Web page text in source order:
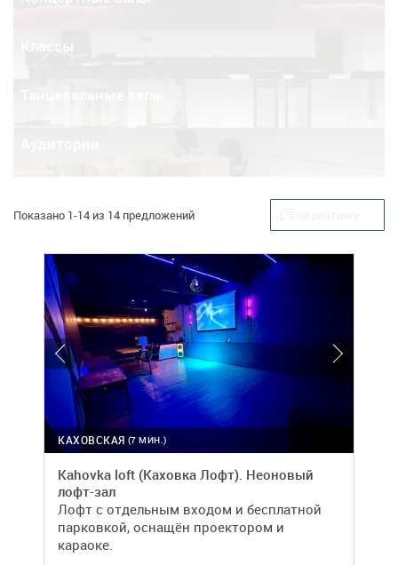
Классы
Показано 1-14 из 14 предложений
(7 МИН.)
КАХОВСКАЯ
Kahovka loft (Каховка Лофт). Неоновый
лофт-зал
Лофт с отдельным входом и бесплатной
парковкой, оснащён проектором и
караоке.